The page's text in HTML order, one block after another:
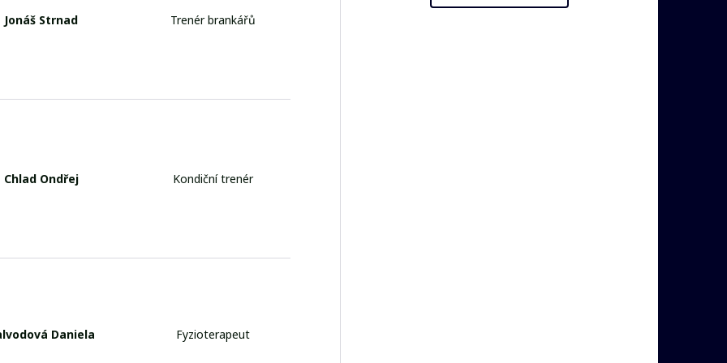
Jonáš Strnad Trenér brankářů
Chlad Ondřej Kondiční trenér
Daniela Fyzioterapeut